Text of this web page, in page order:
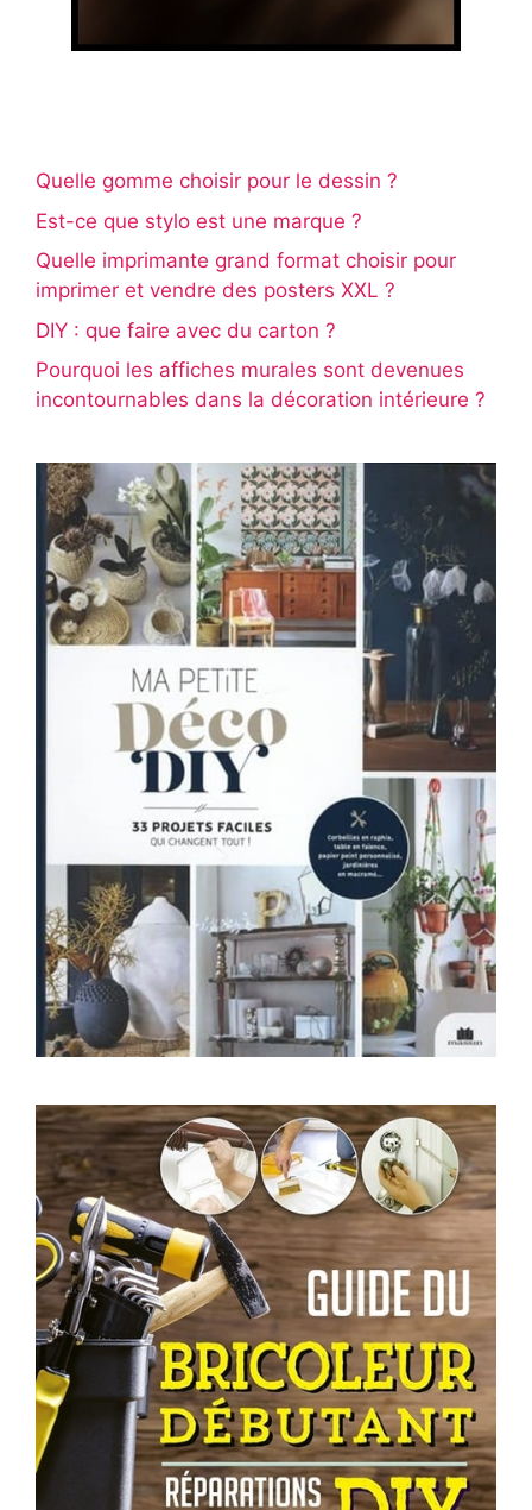
Quelle gomme choisir pour le dessin ?
Est-ce que stylo est une marque ?
Quelle imprimante grand format choisir pour
imprimer et vendre des posters XXL ?
DIY : que faire avec du carton ?
Pourquoi les affiches murales sont devenues
incontournables dans la décoration intérieure ?